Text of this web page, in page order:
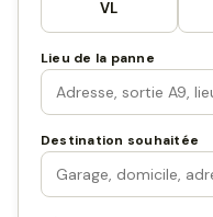
VL
Lieu de la panne
Destination souhaitée